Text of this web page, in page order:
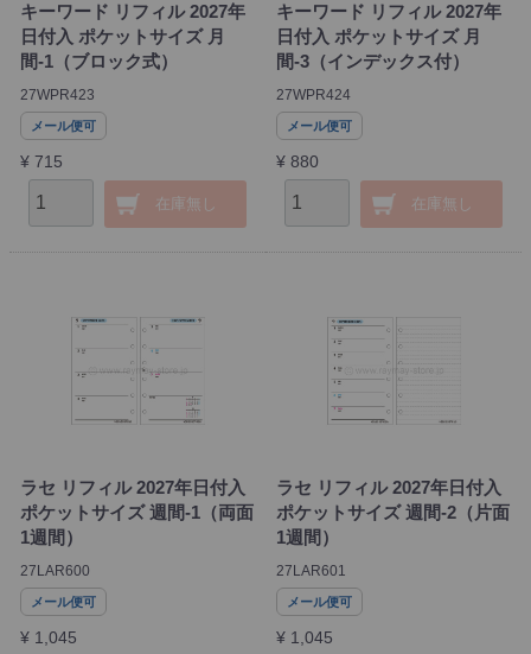
キーワード リフィル 2027年
日付入 ポケットサイズ 月
間-1（ブロック式）
27WPR423
メール便可
¥ 715
在庫無し
キーワード リフィル 2027年
日付入 ポケットサイズ 月
間-3（インデックス付）
27WPR424
メール便可
¥ 880
在庫無し
ラセ リフィル 2027年日付入
ポケットサイズ 週間-1（両面
1週間）
27LAR600
メール便可
¥ 1,045
ラセ リフィル 2027年日付入
ポケットサイズ 週間-2（片面
1週間）
27LAR601
メール便可
¥ 1,045